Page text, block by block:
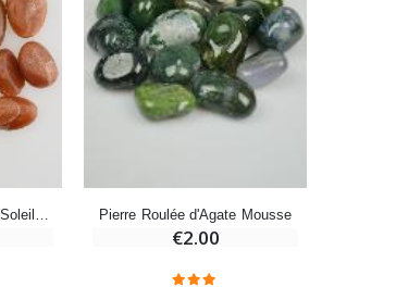
-10%
€5.50
-25% Pierre Roulée d'Agate Mousse
€2.00